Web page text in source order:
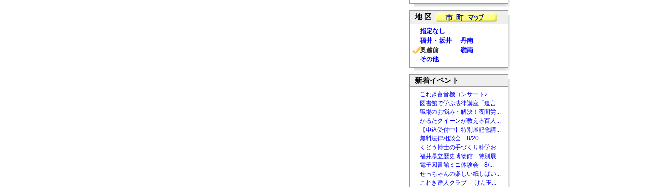
地 区
指定なし
福井・坂井
丹南
奥越前
嶺南
その他
新着イベント
これき蓄音機コンサート♪
図書館で学ぶ法律講座「遺言...
職場のお悩み・解決！夜間労...
かるたクイーンが教える百人...
【申込受付中】特別展記念講...
無料法律相談会 8/20
くどう博士の手づくり科学お...
福井県立歴史博物館 特別展...
電子図書館ミニ体験会 8/...
せっちゃんの楽しい紙しばい...
これき達人クラブ けん玉...